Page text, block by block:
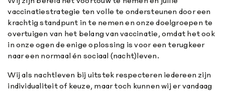
vaccinatiestrategie ten volle te ondersteunen door een
krachtig standpunt in te nemen en onze doelgroepen te
overtuigen van het belang van vaccinatie, omdat het ook
in onze ogen de enige oplossing is voor een terugkeer
naar een normaal én sociaal (nacht)leven.
Wij als nachtleven bij uitstek respecteren iedereen zijn
individualiteit of keuze, maar toch kunnen wij er vandaag